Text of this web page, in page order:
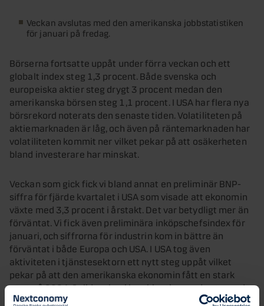
Veckan avslutas med den amerikanska jobbstatistiken
för januari på fredag.
Börserna fortsatte uppåt under förra veckan och ett
globalt index steg 1,3 procent. Både svenska och
europeiska aktier steg drygt 3 procent medan den
amerikanska börsen steg 1,1 procent. I USA har flera nya
börsrekord noterats den senaste tiden. Volatiliteten på
aktiemarknaden är låg, och även på räntemarknaden har
volatiliteten kommit ner vilket pekar på att osäkerheten
bland investerare har minskat.
Veckan som gick fick vi bland annat en preliminär BNP-
siffra för fjärde kvartalet i USA som visade att ekonomin
växte med 3,3 procent i årstakt. Det var betydligt mer än
förväntat. Vi fick även preliminära inköpschefsindex för
januari, och siffrorna för industrin kom in bättre än
förväntat i både Europa och USA. I USA tog även
aktiviteten i tjänstesektorn ett nytt steg uppåt vilket
pekar på att den amerikanska ekonomin fått en stark
start på 2024. Solid makro i kombination med avtagande
inflation är gynnsam för marknadssentimentet då det